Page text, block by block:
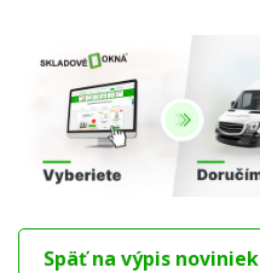
Späť na výpis noviniek